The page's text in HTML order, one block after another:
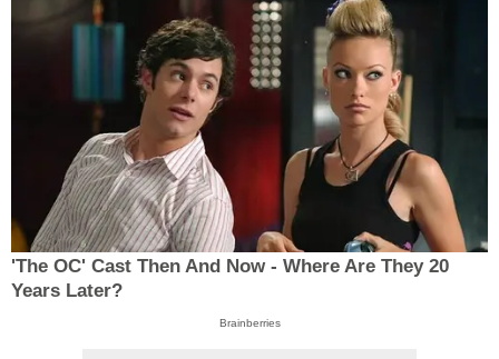
'The OC' Cast Then And Now - Where Are They 20
Years Later?
Brainberries